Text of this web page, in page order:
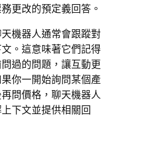
更改的預定義回答。
機器人通常會跟蹤對
。這意味著它們記得
過的問題，讓互動更
你一開始詢問某個產
問價格，聊天機器人
下文並提供相關回